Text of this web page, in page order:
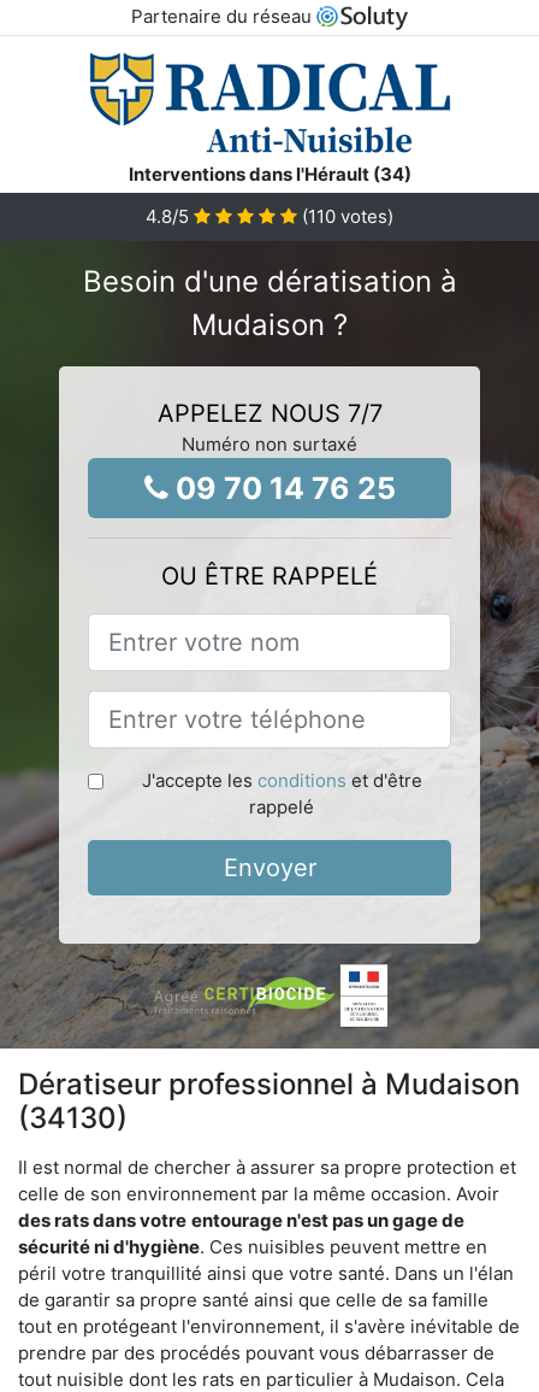
Partenaire du réseau
Interventions dans l'Hérault (34)
4.8/5 (110 votes)
Besoin d'une dératisation à
Mudaison ?
APPELEZ NOUS 7/7
Numéro non surtaxé
09 70 14 76 25
OU ÊTRE RAPPELÉ
J'accepte les conditions et d'être
rappelé
Envoyer
Dératiseur professionnel à Mudaison
(34130)
Il est normal de chercher à assurer sa propre protection et
celle de son environnement par la même occasion. Avoir
des rats dans votre entourage n'est pas un gage de
sécurité ni d'hygiène. Ces nuisibles peuvent mettre en
péril votre tranquillité ainsi que votre santé. Dans un l'élan
de garantir sa propre santé ainsi que celle de sa famille
tout en protégeant l'environnement, il s'avère inévitable de
prendre par des procédés pouvant vous débarrasser de
tout nuisible dont les rats en particulier à Mudaison. Cela